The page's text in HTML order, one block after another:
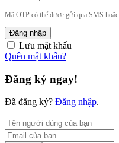
Mã OTP có thể được gửi qua SMS
Đăng nhập
Lưu mật khẩu
Quên mật khẩu?
Đăng ký ngay!
Đã đăng ký? Đăng nhập.